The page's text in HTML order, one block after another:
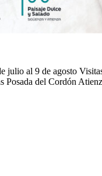
julio al 9 de agosto
Posada del Cordón